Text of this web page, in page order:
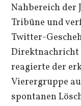
Nahbereich
Tribüne und
Twitter-
Direktnachricht
reagierte der
Vierergruppe
spontanen